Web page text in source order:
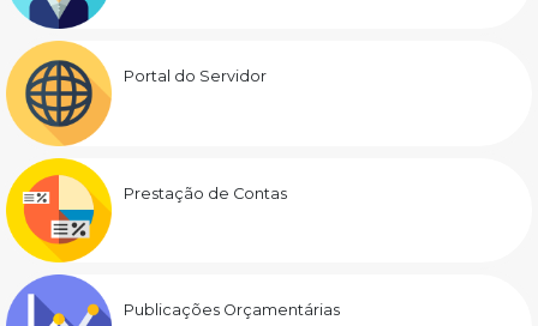
Portal do Servidor
Prestação de Contas
Publicações Orçamentárias